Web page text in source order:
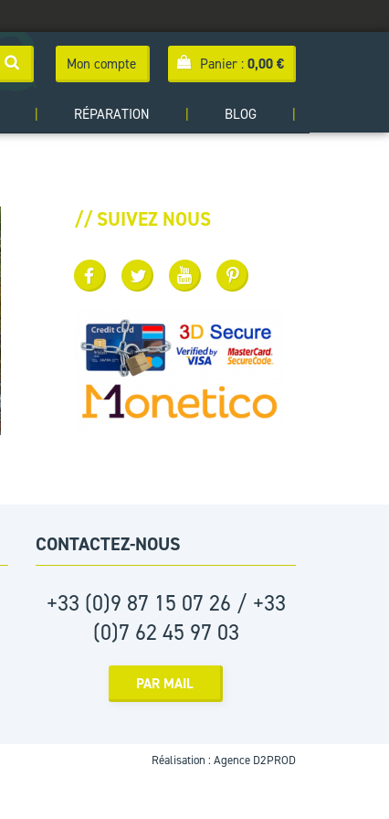
Panier : 0,00 €
Mon compte
RÉPARATION BLOG
// SUIVEZ NOUS
CONTACTEZ-NOUS
+33 (0)9 87 15 07 26 / +33
(0)7 62 45 97 03
PAR MAIL
Réalisation : Agence D2PROD